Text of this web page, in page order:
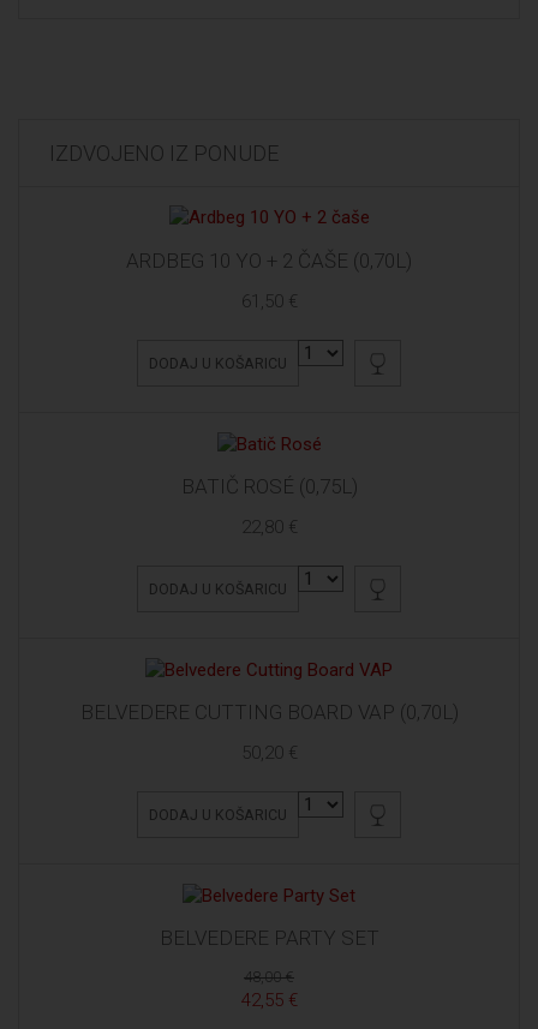
IZDVOJENO IZ PONUDE
ARDBEG 10 YO + 2 ČAŠE (0,70L)
61,50 €
DODAJ U KOŠARICU
BATIČ ROSÉ (0,75L)
22,80 €
DODAJ U KOŠARICU
BELVEDERE CUTTING BOARD VAP (0,70L)
50,20 €
DODAJ U KOŠARICU
BELVEDERE PARTY SET
48,00 €
42,55 €